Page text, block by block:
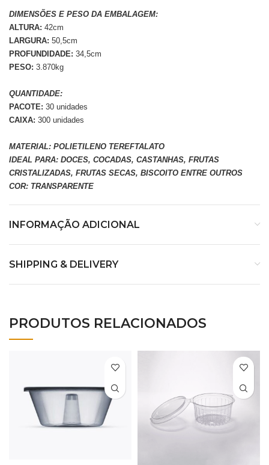
DIMENSÕES E PESO DA EMBALAGEM:
ALTURA: 42cm
LARGURA: 50,5cm
PROFUNDIDADE: 34,5cm
PESO: 3.870kg
QUANTIDADE:
PACOTE: 30 unidades
CAIXA: 300 unidades
MATERIAL: POLIETILENO TEREFTALATO
IDEAL PARA: DOCES, COCADAS, CASTANHAS, FRUTAS
CRISTALIZADAS, FRUTAS SECAS, BISCOITO ENTRE OUTROS
COR: TRANSPARENTE
INFORMAÇÃO ADICIONAL
SHIPPING & DELIVERY
PRODUTOS RELACIONADOS